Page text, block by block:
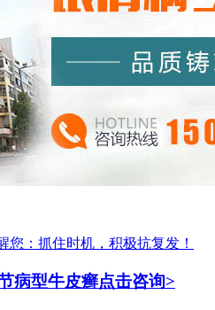
您： 抓住时机，积极抗复发！
病型牛皮癣点击咨询>